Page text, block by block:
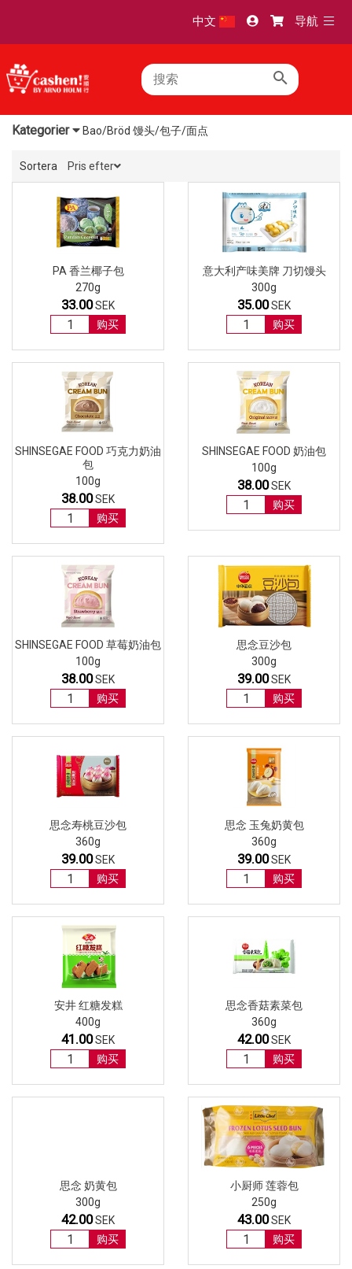
中文 导航
Kategorier Bao/Bröd 馒头/包子/面点
Sortera Pris efter
PA 香兰椰子包
270g
33.00SEK
购买
意大利产味美牌 刀切馒头
300g
35.00SEK
购买
SHINSEGAE FOOD 巧克力奶油
包
100g
38.00SEK
购买
SHINSEGAE FOOD 奶油包
100g
38.00SEK
购买
SHINSEGAE FOOD 草莓奶油包
100g
38.00SEK
购买
思念豆沙包
300g
39.00SEK
购买
思念寿桃豆沙包
360g
39.00SEK
购买
思念 玉兔奶黄包
360g
39.00SEK
购买
安井 红糖发糕
400g
41.00SEK
购买
思念香菇素菜包
360g
42.00SEK
购买
思念 奶黄包
300g
42.00SEK
购买
小厨师 莲蓉包
250g
43.00SEK
购买